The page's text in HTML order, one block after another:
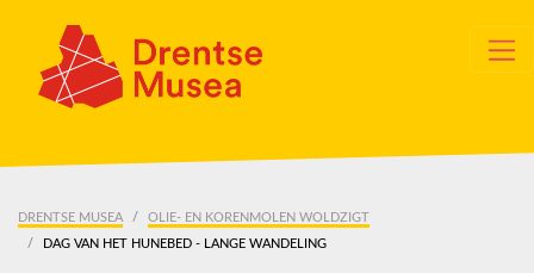
DRENTSE MUSEA
OLIE- EN KORENMOLEN WOLDZIGT
DAG VAN HET HUNEBED - LANGE WANDELING